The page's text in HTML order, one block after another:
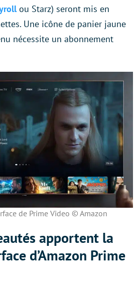
ou Starz) seront mis en
Une icône de panier jaune
nécessite un abonnement
de Prime Video © Amazon
apportent la
d’Amazon Prime